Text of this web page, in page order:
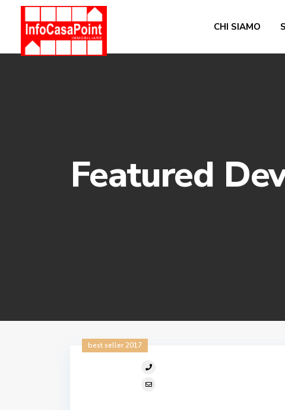
CHI SIAMO
Featured
best seller 2017